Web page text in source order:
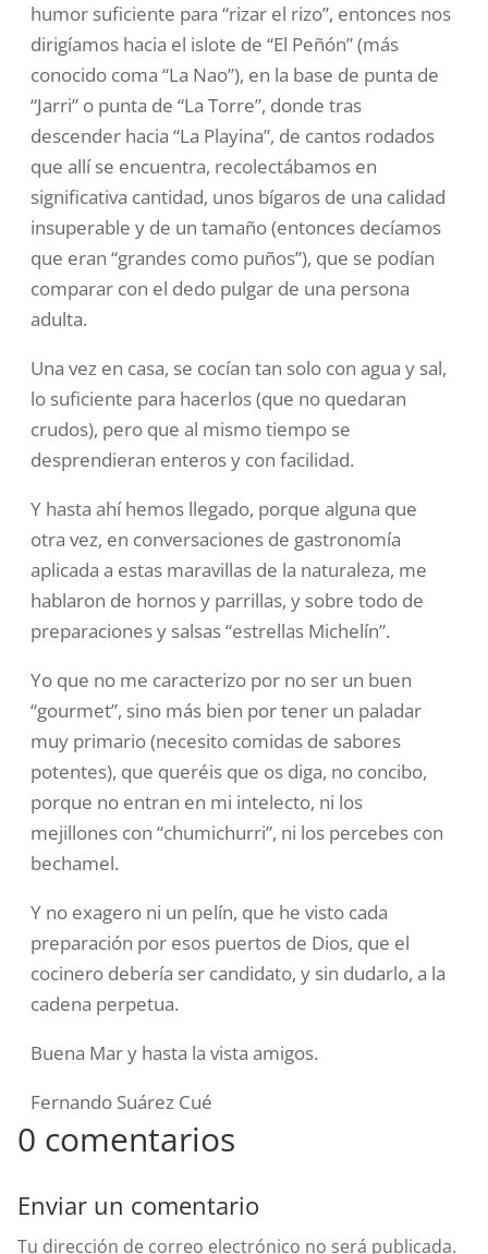
humor suficiente para “rizar el rizo”, entonces nos
dirigíamos hacia el islote de “El Peñón” (más
conocido coma “La Nao”), en la base de punta de
“Jarri” o punta de “La Torre”, donde tras
descender hacia “La Playina”, de cantos rodados
que allí se encuentra, recolectábamos en
significativa cantidad, unos bígaros de una calidad
insuperable y de un tamaño (entonces decíamos
que eran “grandes como puños”), que se podían
comparar con el dedo pulgar de una persona
adulta.
Una vez en casa, se cocían tan solo con agua y sal,
lo suficiente para hacerlos (que no quedaran
crudos), pero que al mismo tiempo se
desprendieran enteros y con facilidad.
Y hasta ahí hemos llegado, porque alguna que
otra vez, en conversaciones de gastronomía
aplicada a estas maravillas de la naturaleza, me
hablaron de hornos y parrillas, y sobre todo de
preparaciones y salsas “estrellas Michelín”.
Yo que no me caracterizo por no ser un buen
“gourmet”, sino más bien por tener un paladar
muy primario (necesito comidas de sabores
potentes), que queréis que os diga, no concibo,
porque no entran en mi intelecto, ni los
mejillones con “chumichurri”, ni los percebes con
bechamel.
Y no exagero ni un pelín, que he visto cada
preparación por esos puertos de Dios, que el
cocinero debería ser candidato, y sin dudarlo, a la
cadena perpetua.
Buena Mar y hasta la vista amigos.
Fernando Suárez Cué
0 comentarios
Enviar un comentario
Tu dirección de correo electrónico no será publicada.